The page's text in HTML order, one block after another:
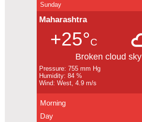
Sunday
Maharashtra
+25°C
Broken cloud sky
Pressure: 755 mm Hg
Humidity: 84 %
Wind: West, 4.9 m/s
Morning
Day